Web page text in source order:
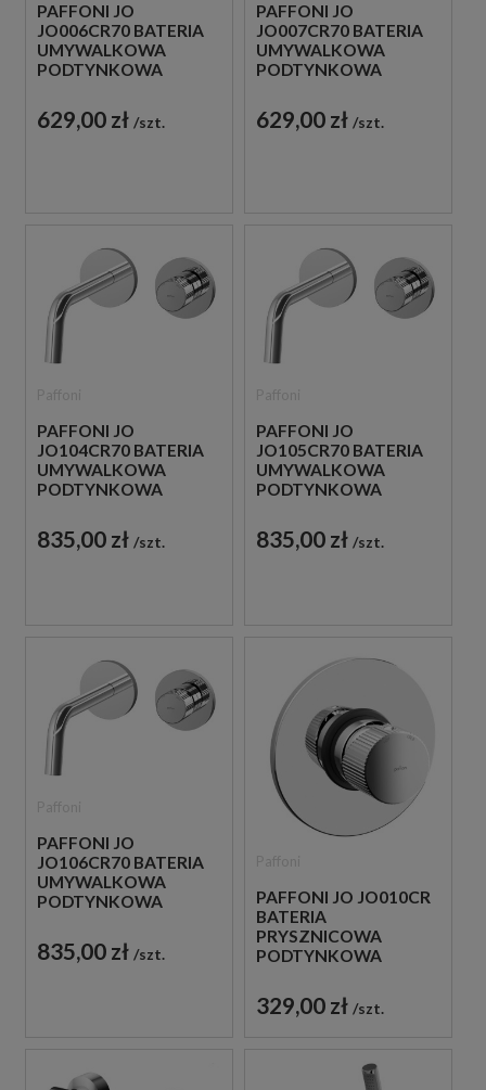
PAFFONI JO
JO006CR70 BATERIA
UMYWALKOWA
PODTYNKOWA
CHROM
629,00 zł szt.
PAFFONI JO
JO007CR70 BATERIA
UMYWALKOWA
PODTYNKOWA
CHROM
629,00 zł szt.
PAFFONI JO
JO104CR70 BATERIA
UMYWALKOWA
PODTYNKOWA
CHROM
835,00 zł szt.
PAFFONI JO
JO105CR70 BATERIA
UMYWALKOWA
PODTYNKOWA
CHROM
835,00 zł szt.
PAFFONI JO
JO106CR70 BATERIA
UMYWALKOWA
PODTYNKOWA
CHROM
835,00 zł szt.
PAFFONI JO JO010CR
BATERIA
PRYSZNICOWA
PODTYNKOWA
CHROM
329,00 zł szt.